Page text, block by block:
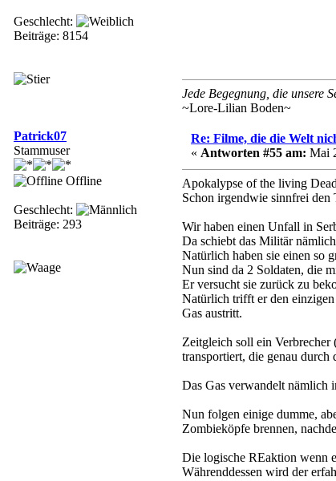
Geschlecht:
Beiträge: 8154
Jede Begegnung, die unsere
~Lore-Lilian Boden~
Patrick07
Stammuser
Offline
Geschlecht:
Beiträge: 293
Re: Filme, die die Welt
« Antworten #55 am: Mai
Apokalypse of the living
Schon irgendwie sinnfrei den
Wir haben einen Unfall in
Da schiebt das Militär
Natürlich haben sie einen so
Nun sind da 2 Soldaten, die
Er versucht sie zurück zu
Natürlich trifft er den
Gas austritt.
Zeitgleich soll ein Verbrecher
transportiert, die genau
Das Gas verwandelt nämlich
Nun folgen einige dumme,
Zombieköpfe brennen,
Die logische REaktion wenn
Währenddessen wird der